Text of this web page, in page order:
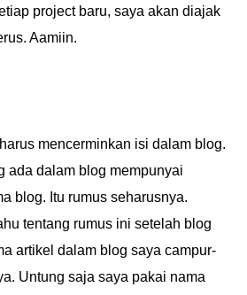
project baru, saya akan diajak
Aamiin.
mencerminkan isi dalam blog.
ada dalam blog mempunyai
blog. Itu rumus seharusnya.
tentang rumus ini setelah blog
artikel dalam blog saya campur-
Untung saja saya pakai nama